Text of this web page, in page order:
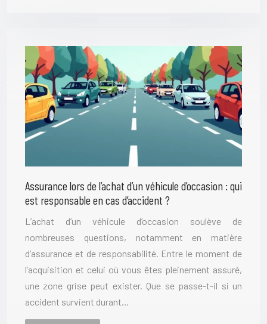
Assurance lors de l’achat d’un véhicule d’occasion : qui
est responsable en cas d’accident ?
L’achat d’un véhicule d’occasion soulève de
nombreuses questions, notamment en matière
d’assurance et de responsabilité. Entre le moment de
l’acquisition et celui où vous êtes pleinement assuré,
une zone grise peut exister. Que se passe-t-il si un
accident survient durant…